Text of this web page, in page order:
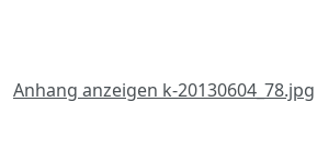
Anhang anzeigen k-20130604_78.jpg